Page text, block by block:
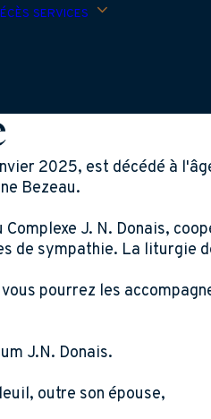
SERVICES
2025, est décédé à
Bezeau.
J. N. Donais,
de sympathie. La
pourrez les
J.N. Donais.
outre son épouse,